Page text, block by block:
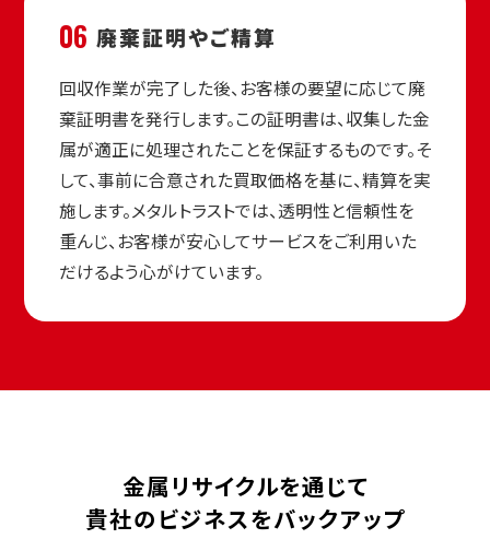
06 廃棄証明やご精算
回収作業が完了した後、お客様の要望に応じて廃
棄証明書を発行します。この証明書は、収集した金
属が適正に処理されたことを保証するものです。そ
して、事前に合意された買取価格を基に、精算を実
施します。メタルトラストでは、透明性と信頼性を
重んじ、お客様が安心してサービスをご利用いた
だけるよう心がけています。
金属リサイクルを通じて
貴社のビジネスをバックアップ